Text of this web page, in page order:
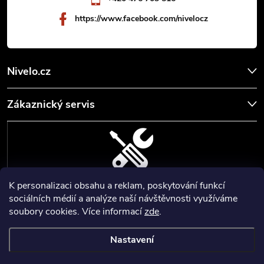
K personalizaci obsahu a reklam, poskytování funkcí
sociálních médií a analýze naší návštěvnosti využíváme
soubory cookies. Více informacízde.
Nastavení
Nivelo.cz
Zákaznický servis
https://www.facebook.com/nivelocz
SERVIS, SEŘÍZENÍ A KALIBRACE
Zajišťujeme servisní a kalibrační služby geodetických a stavebních
přístrojů a pomůcek.